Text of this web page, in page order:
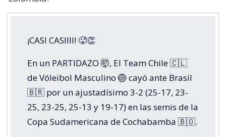
¡CASI CASIIII! 🥵👏
En un PARTIDAZO 🤯, El Team Chile 🇨🇱
de Vóleibol Masculino 🏐 cayó ante Brasil
🇧🇷 por un ajustadísimo 3-2 (25-17, 23-
25, 23-25, 25-13 y 19-17) en las semis de la
Copa Sudamericana de Cochabamba 🇧🇴.